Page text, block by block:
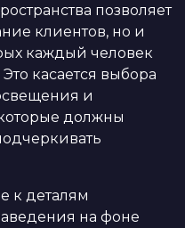
позволяет
клиентов, но и
каждый человек
касается выбора
и
должны
к деталям
на фоне